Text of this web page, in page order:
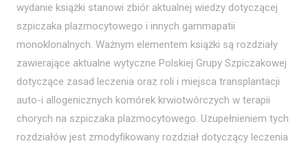
wydanie książki stanowi zbiór aktualnej wiedzy dotyczącej
szpiczaka plazmocytowego i innych gammapatii
monoklonalnych. Ważnym elementem książki są rozdziały
zawierające aktualne wytyczne Polskiej Grupy Szpiczakowej
dotyczące zasad leczenia oraz roli i miejsca transplantacji
auto-i allogenicznych komórek krwiotwórczych w terapii
chorych na szpiczaka plazmocytowego. Uzupełnieniem tych
rozdziałów jest zmodyfikowany rozdział dotyczący leczenia